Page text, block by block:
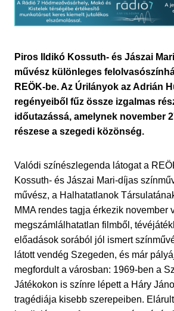
Piros Ildikó Kossuth- és Jászai
művész különleges
REÖK-be. Az Úrilányok az Adrián
regényeiből fűz össze izgalmas
időutazássá, amelynek november
részese a szegedi közönség.
Valódi színészlegenda látogat a
Kossuth- és Jászai Mari-díjas
művész, a Halhatatlanok
MMA rendes tagja érkezik november
megszámlálhatatlan filmből,
előadások sorából jól ismert
látott vendég Szegeden, és már
megfordult a városban: 1969-ben a
Játékokon is színre lépett a Háry
tragédiája kisebb szerepeiben.